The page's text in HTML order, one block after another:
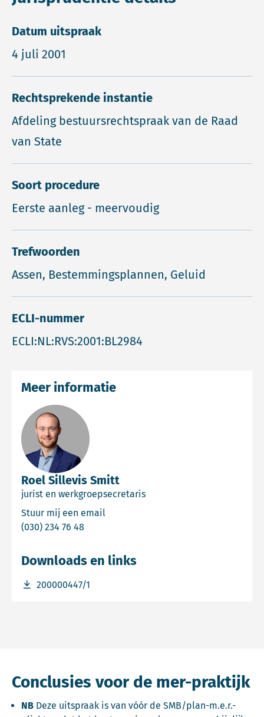
Datum uitspraak
4 juli 2001
Rechtsprekende instantie
Afdeling bestuursrechtspraak van de Raad
van State
Soort procedure
Eerste aanleg - meervoudig
Trefwoorden
Assen, Bestemmingsplannen, Geluid
ECLI-nummer
ECLI:NL:RVS:2001:BL2984
Roel Sillevis Smitt
jurist en werkgroepsecretaris
Stuur mij een email
(030) 234 76 48
Meer informatie
Downloads en links
200000447/1
Download bestand 200000447/1
Conclusies voor de mer-praktijk
NB Deze uitspraak is van vóór de SMB/plan-m.e.r.-